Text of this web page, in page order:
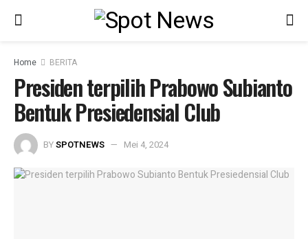
Home BERITA
Presiden terpilih Prabowo Subianto
Bentuk Presiedensial Club
BYSPOTNEWS Mei 4, 2024